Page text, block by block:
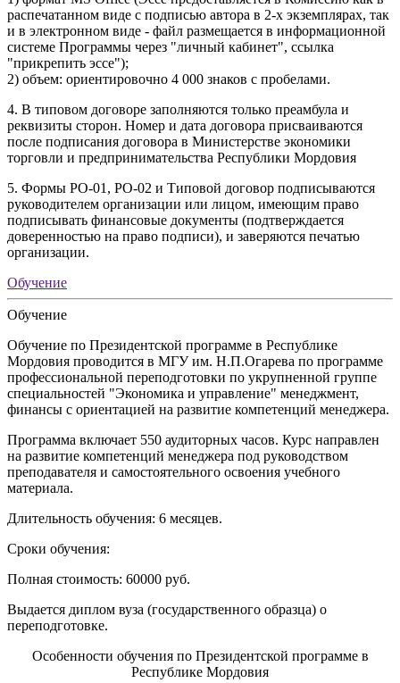
распечатанном виде с подписью автора в 2-х экземплярах, так
и в электронном виде - файл размещается в информационной
системе Программы через "личный кабинет", ссылка
"прикрепить эссе");
2) объем: ориентировочно 4 000 знаков с пробелами.
4. В типовом договоре заполняются только преамбула и
реквизиты сторон. Номер и дата договора присваиваются
после подписания договора в Министерстве экономики
торговли и предпринимательства Республики Мордовия
5. Формы РО-01, РО-02 и Типовой договор подписываются
руководителем организации или лицом, имеющим право
подписывать финансовые документы (подтверждается
доверенностью на право подписи), и заверяются печатью
организации.
Обучение
Обучение
Обучение по Президентской программе в Республике
Мордовия проводится в МГУ им. Н.П.Огарева по программе
профессиональной переподготовки по укрупненной группе
специальностей "Экономика и управление" менеджмент,
финансы с ориентацией на развитие компетенций менеджера.
Программа включает 550 аудиторных часов. Курс направлен
на развитие компетенций менеджера под руководством
преподавателя и самостоятельного освоения учебного
материала.
Длительность обучения: 6 месяцев.
Сроки обучения:
Полная стоимость: 60000 руб.
Выдается диплом вуза (государственного образца) о
переподготовке.
Особенности обучения по Президентской программе в
Республике Мордовия